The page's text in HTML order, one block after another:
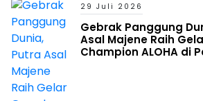
29 Juli 2026
Gebrak Panggung
Asal Majene Raih
Champion ALOHA di